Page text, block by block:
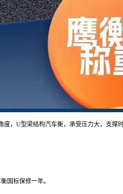
度，U型梁结构汽车衡，承受压力大，支撑
国标保修一年。